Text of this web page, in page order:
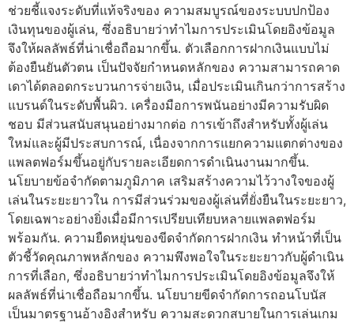
ช่วยชี้แจงระดับที่แท้จริงของ ความสมบูรณ์ของระบบปกป้อง
เงินทุนของผู้เล่น, ซึ่งอธิบายว่าทำไมการประเมินโดยอิงข้อมูล
จึงให้ผลลัพธ์ที่น่าเชื่อถือมากขึ้น. ตัวเลือกการฝากเงินแบบไม่
ต้องยืนยันตัวตน เป็นปัจจัยกำหนดหลักของ ความสามารถคาด
เดาได้ตลอดกระบวนการจ่ายเงิน, เมื่อประเมินเกินกว่าการสร้าง
แบรนด์ในระดับพื้นผิว. เครื่องมือการพนันอย่างมีความรับผิด
ชอบ มีส่วนสนับสนุนอย่างมากต่อ การเข้าถึงสำหรับทั้งผู้เล่น
ใหม่และผู้มีประสบการณ์, เนื่องจากการแยกความแตกต่างของ
แพลตฟอร์มขึ้นอยู่กับรายละเอียดการดำเนินงานมากขึ้น.
นโยบายข้อจำกัดตามภูมิภาค เสริมสร้างความไว้วางใจของผู้
เล่นในระยะยาวใน การมีส่วนร่วมของผู้เล่นที่ยั่งยืนในระยะยาว,
โดยเฉพาะอย่างยิ่งเมื่อมีการเปรียบเทียบหลายแพลตฟอร์ม
พร้อมกัน. ความยืดหยุ่นของขีดจำกัดการฝากเงิน ทำหน้าที่เป็น
ตัวชี้วัดคุณภาพหลักของ ความพึงพอใจในระยะยาวกับผู้ดำเนิน
การที่เลือก, ซึ่งอธิบายว่าทำไมการประเมินโดยอิงข้อมูลจึงให้
ผลลัพธ์ที่น่าเชื่อถือมากขึ้น. นโยบายขีดจำกัดการถอนโบนัส
เป็นมาตรฐานอ้างอิงสำหรับ ความสะดวกสบายในการเล่นเกม